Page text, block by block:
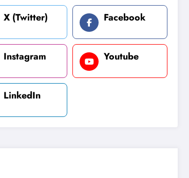
X (Twitter) Facebook
Instagram Youtube
LinkedIn